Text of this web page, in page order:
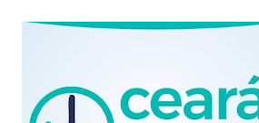
Pular para o conteúdo